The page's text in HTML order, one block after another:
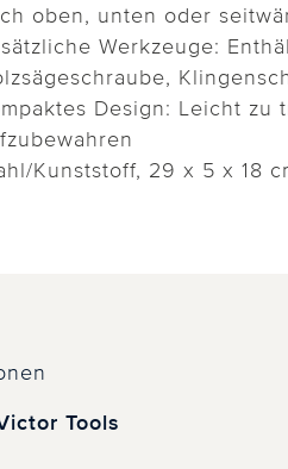
oben, unten oder
Werkzeuge:
Design: Leicht zu
Kunststoff, 29 x 5 x 18
Tools